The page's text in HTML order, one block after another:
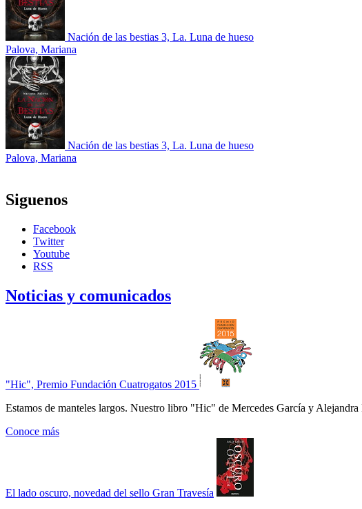
Nación de las bestias 3, La. Luna de hueso
Palova, Mariana
Nación de las bestias 3, La. Luna de hueso
Palova, Mariana
Siguenos
Facebook
Twitter
Youtube
RSS
Noticias y comunicados
"Hic", Premio Fundación Cuatrogatos 2015
Estamos de manteles largos. Nuestro libro "Hic" de Mercedes García y
Conoce más
El lado oscuro, novedad del sello Gran Travesía